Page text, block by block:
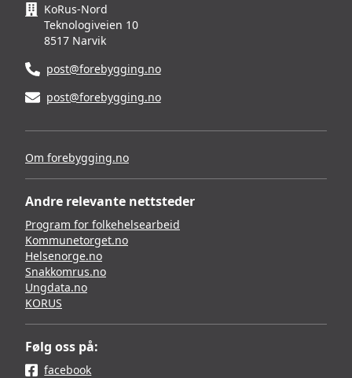
KoRus-Nord
Teknologiveien 10
8517 Narvik
post@forebygging.no
post@forebygging.no
Om forebygging.no
Andre relevante nettsteder
Program for folkehelsearbeid
Kommunetorget.no
Helsenorge.no
Snakkomrus.no
Ungdata.no
KORUS
Følg oss på:
facebook